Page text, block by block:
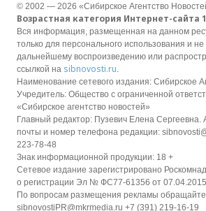
© 2002 — 2026 «Сибирское Агентство
Возрастная категория Интернет-сайта
Вся информация, размещенная на данном
только для персонального использования и
дальнейшему воспроизведению или
ссылкой на sibnovosti.ru.
Наименование сетевого издания: Сибирское
Учредитель: Общество с ограниченной
«Сибирское агентство новостей»
Главный редактор: Пузевич Елена Сергеевна.
почты и номер телефона редакции:
223-78-48
Знак информационной продукции: 18 +
Сетевое издание зарегистрировано
о регистрации Эл № ФС77-61356 от 07.04.2015
По вопросам размещения рекламы
sibnovostiPR@mkrmedia.ru +7 (391) 219-16-19